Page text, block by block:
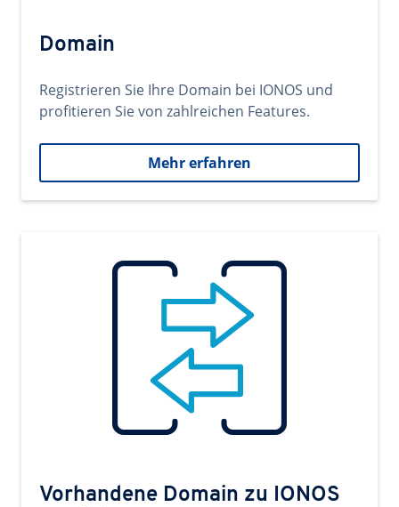
Domain
Registrieren Sie Ihre Domain bei IONOS und
profitieren Sie von zahlreichen Features.
Mehr erfahren
Vorhandene Domain zu IONOS